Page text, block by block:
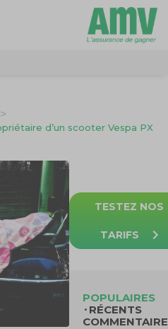
>
d’un scooter Vespa PX
TESTEZ NOS
TARIFS
POPULAIRES
RÉCENTS